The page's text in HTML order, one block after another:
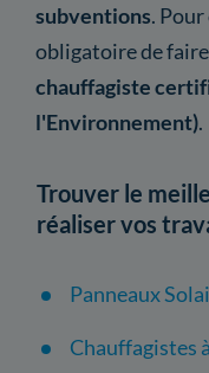
subventions.
obligatoire de
chauffagiste
l'Environnement).
Trouver le
réaliser vos
Panneaux
Chauffagistes